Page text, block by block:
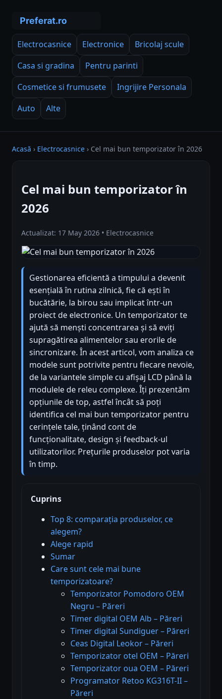
Electrocasnice Electronice
Bricolaj scule
Casa si gradina
Pentru parinti
Cosmetice si frumusete
Ingrijire Personala
Auto
Alte
Acasă › Electrocasnice › Cel mai bun temporizator în 2026
Cel mai bun temporizator în
2026
Actualizat: 17 May 2026 • Electrocasnice
Gestionarea eficientă a timpului a devenit
esențială în rutina zilnică, fie că ești în
bucătărie, la birou sau implicat într-un
proiect de electronice. Un temporizator te
ajută să menști concentrarea și să eviți
supragătirea alimentelor sau erorile de
sincronizare. În acest articol, vom analiza ce
modele sunt potrivite pentru fiecare nevoie,
de la variantele simple cu afișaj LCD până la
modulele de releu complexe. Îți prezentăm
opțiunile de top, astfel încât să poți
identifica cel mai bun temporizator pentru
cerințele tale, ținând cont de
funcționalitate, design și feedback-ul
utilizatorilor. Prețurile produselor pot varia
în timp.
Cuprins
Top 8: comparația produselor, ce
alegem?
Alege rapid
Sumar
Care sunt cele mai bune
temporizatoare?
Temporizator Pomodoro OEM
Negru – Păreri
Timer digital OEM Alb – Păreri
Timer digital Sundiguer – Păreri
Ceas Digital Leokor – Păreri
Temporizator otel OEM – Păreri
Temporizator oua OEM – Păreri
Programator Retoo KG316T-II –
Păreri